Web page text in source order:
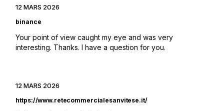
12 MARS 2026
binance
Your point of view caught my eye and was very
interesting. Thanks. I have a question for you.
12 MARS 2026
https://www.retecommercialesanvitese.it/